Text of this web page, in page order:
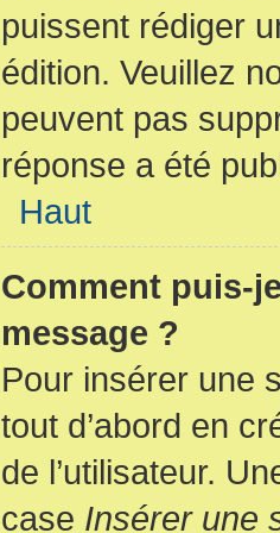
puissent rédiger
édition. Veuillez
peuvent pas
réponse a été
Haut
Comment puis-
message ?
Pour insérer une
tout d’abord en
de l’utilisateur.
case Insérer une